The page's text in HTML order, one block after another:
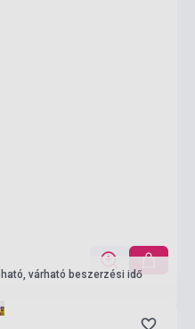
várható beszerzési idő